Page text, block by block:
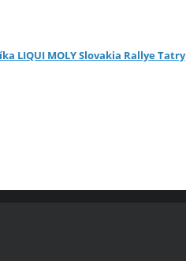
LIQUI MOLY Slovakia Rallye Tatry